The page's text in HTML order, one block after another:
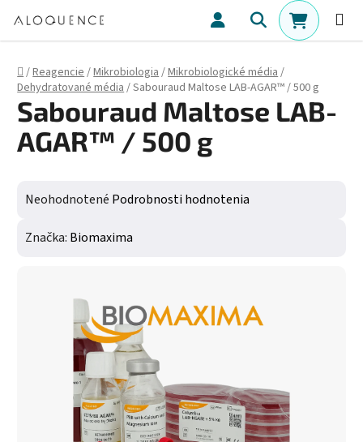
Hľadať
Domov
/Reagencie/Mikrobiologia/Mikrobiologické média/
Dehydratované média/Sabouraud Maltose LAB-AGAR™ / 500 g
Sabouraud Maltose LAB-
AGAR™ / 500 g
Priemerné hodnotenie produktu je 0,0 z 5 hviezdičiek.
Neohodnotené Podrobnosti hodnotenia
Značka: Biomaxima